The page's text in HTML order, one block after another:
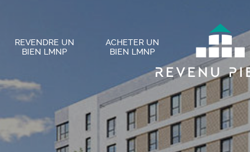
REVENDRE UN
BIEN LMNP
ACHETER UN
BIEN LMNP